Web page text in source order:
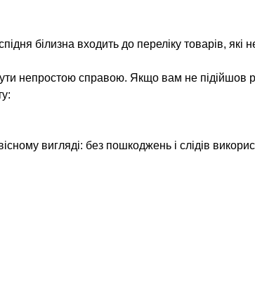
білизна входить до переліку товарів,
непростою справою. Якщо вам не підійшов
вигляді: без пошкоджень і слідів